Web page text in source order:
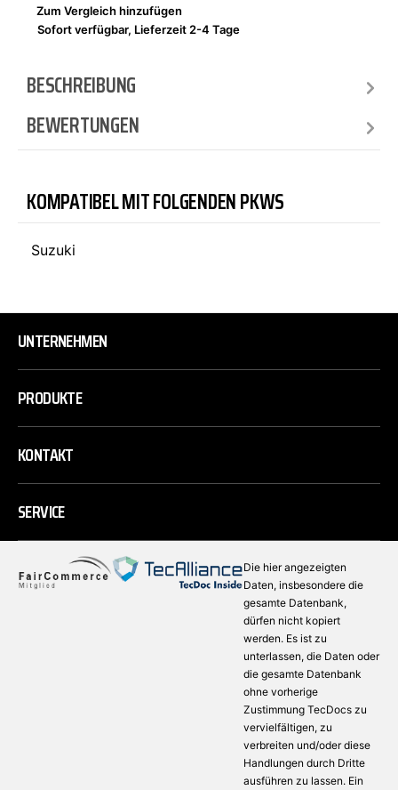
Zum Vergleich hinzufügen
Sofort verfügbar, Lieferzeit 2-4 Tage
BESCHREIBUNG
BEWERTUNGEN
KOMPATIBEL MIT FOLGENDEN PKWS
Suzuki
UNTERNEHMEN
PRODUKTE
KONTAKT
SERVICE
Die hier angezeigten
Daten, insbesondere die
gesamte Datenbank,
dürfen nicht kopiert
werden. Es ist zu
unterlassen, die Daten oder
die gesamte Datenbank
ohne vorherige
Zustimmung TecDocs zu
vervielfältigen, zu
verbreiten und/oder diese
Handlungen durch Dritte
ausführen zu lassen. Ein